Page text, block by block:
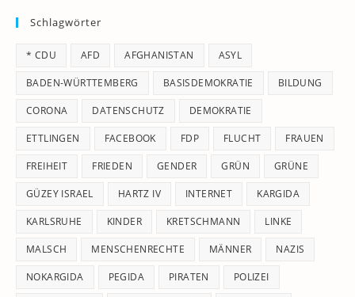
Schlagwörter
* CDU AFD AFGHANISTAN ASYL
BADEN-WÜRTTEMBERG BASISDEMOKRATIE BILDUNG
CORONA DATENSCHUTZ DEMOKRATIE
ETTLINGEN FACEBOOK FDP FLUCHT FRAUEN
FREIHEIT FRIEDEN GENDER GRÜN GRÜNE
GÜZEY ISRAEL HARTZ IV INTERNET KARGIDA
KARLSRUHE KINDER KRETSCHMANN LINKE
MALSCH MENSCHENRECHTE MÄNNER NAZIS
NOKARGIDA PEGIDA PIRATEN POLIZEI